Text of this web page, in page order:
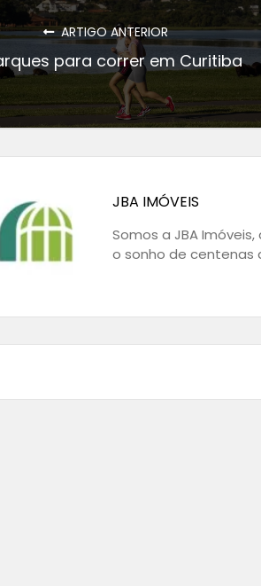
ARTIGO ANTERIOR
para correr em Curitiba
JBA IMÓVEIS
Somos a JBA
o sonho de centenas